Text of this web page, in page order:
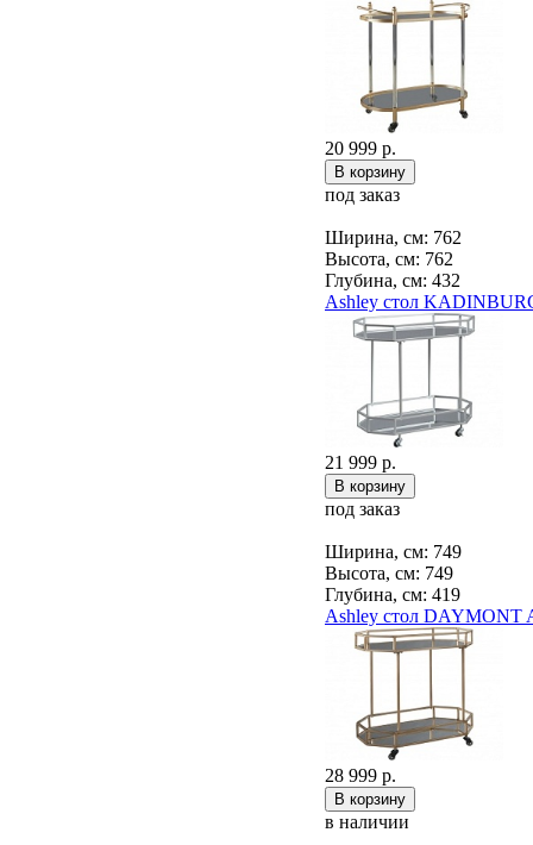
20 999 р.
под заказ
Ширина, см: 762
Высота, см: 762
Глубина, см: 432
Ashley стол
21 999 р.
под заказ
Ширина, см: 749
Высота, см: 749
Глубина, см: 419
Ashley стол DAYMONT
28 999 р.
в наличии